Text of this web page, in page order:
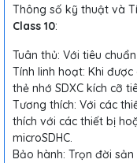
Thông số kỹ thuật và
Class 10:
Tuân thủ: Với tiêu
Tính linh hoạt: Khi
thẻ nhớ SDXC kích cỡ
Tương thích: Với các
thích với các thiết bị
microSDHC.
Bảo hành: Trọn đời